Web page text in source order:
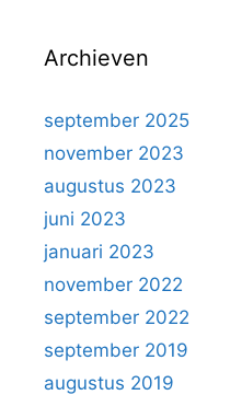
Archieven
september 2025
november 2023
augustus 2023
juni 2023
januari 2023
november 2022
september 2022
september 2019
augustus 2019